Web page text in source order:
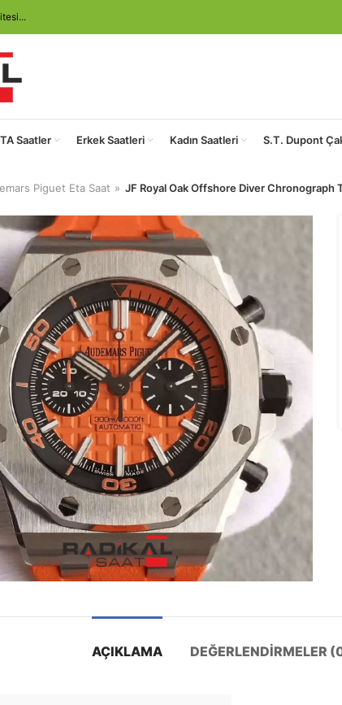
Saatler Erkek Saatleri Kadın Saatleri S.T. Dupont
Piguet Eta Saat JF Royal Oak Offshore Diver Chronograph
Büyütün
AÇIKLAMA DEĞERLENDIRMELER